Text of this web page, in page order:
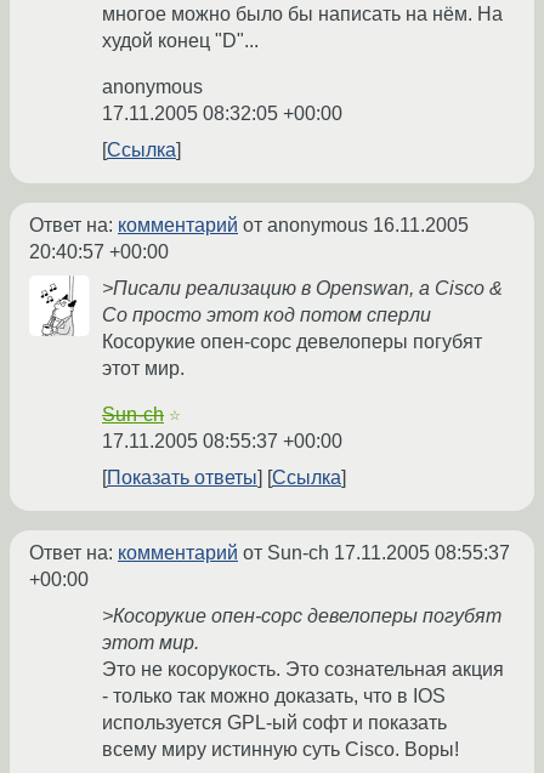
многое можно было бы написать на нём. На
худой конец "D"...
anonymous
17.11.2005 08:32:05 +00:00
Ссылка
Ответ на: комментарий от anonymous 16.11.2005
20:40:57 +00:00
>Писали реализацию в Openswan, а Cisco &
Co просто этот код потом сперли
Косорукие опен-сорс девелоперы погубят
этот мир.
Sun-ch ☆
17.11.2005 08:55:37 +00:00
Показать ответы
Ссылка
Ответ на: комментарий от Sun-ch 17.11.2005 08:55:37
+00:00
>Косорукие опен-сорс девелоперы погубят
этот мир.
Это не косорукость. Это сознательная акция
- только так можно доказать, что в IOS
используется GPL-ый софт и показать
всему миру истинную суть Cisco. Воры!